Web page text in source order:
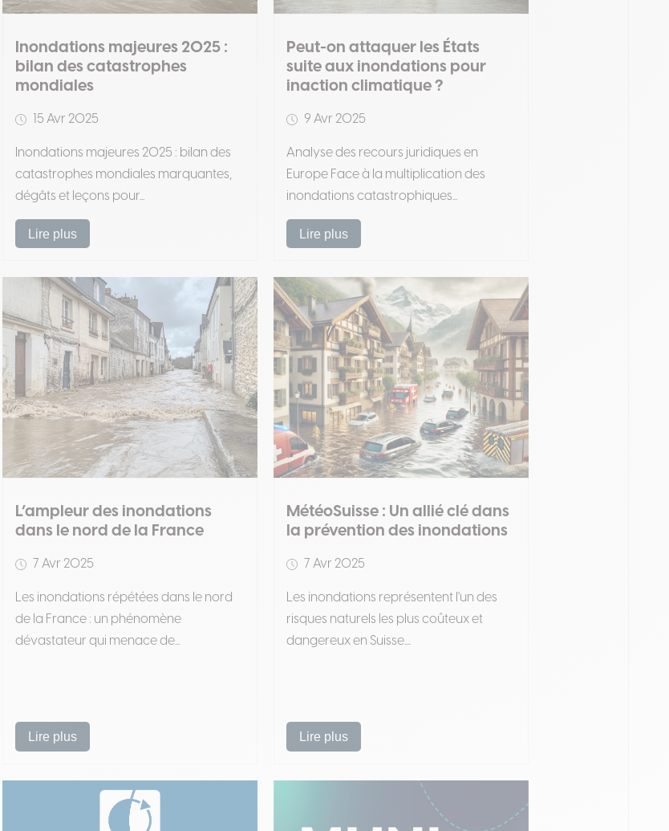
Inondations majeures 2025 :
bilan des catastrophes
mondiales
15 Avr 2025
Inondations majeures 2025 : bilan des
catastrophes mondiales marquantes,
dégâts et leçons pour...
Lire plus
Peut-on attaquer les États
suite aux inondations pour
inaction climatique ?
9 Avr 2025
Analyse des recours juridiques en
Europe Face à la multiplication des
inondations catastrophiques...
Lire plus
L’ampleur des inondations
dans le nord de la France
7 Avr 2025
Les inondations répétées dans le nord
de la France : un phénomène
dévastateur qui menace de...
Lire plus
MétéoSuisse : Un allié clé dans
la prévention des inondations
7 Avr 2025
Les inondations représentent l'un des
risques naturels les plus coûteux et
dangereux en Suisse....
Lire plus